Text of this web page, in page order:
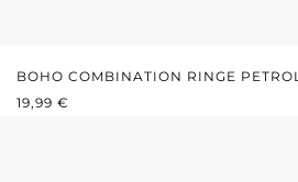
BOHO COMBINATION RINGE PETROL
REGULÄRER PREIS:
19,99 €